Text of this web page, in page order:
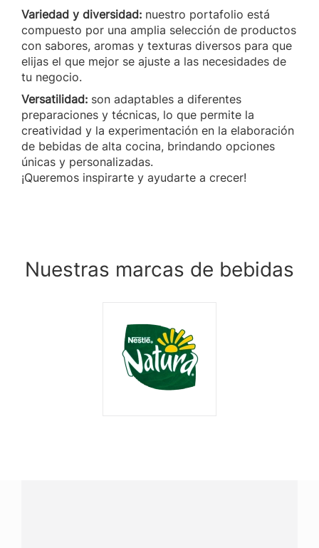
Variedad y diversidad: nuestro portafolio está
compuesto por una amplia selección de productos
con sabores, aromas y texturas diversos para que
elijas el que mejor se ajuste a las necesidades de
tu negocio.
Versatilidad: son adaptables a diferentes
preparaciones y técnicas, lo que permite la
creatividad y la experimentación en la elaboración
de bebidas de alta cocina, brindando opciones
únicas y personalizadas.
¡Queremos inspirarte y ayudarte a crecer!
Nuestras marcas de bebidas